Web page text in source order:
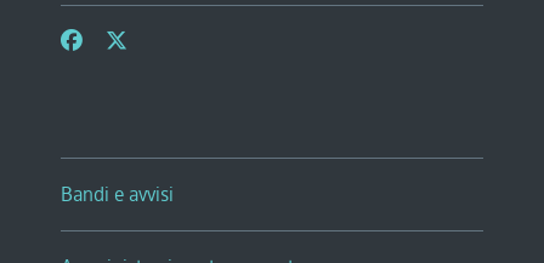
Bandi e avvisi